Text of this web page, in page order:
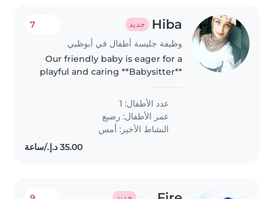
Hiba جديد
وظيفة جليسة أطفال في أبوظبي
7
Our friendly baby is eager for a
playful and caring **Babysitter**
chores. Arabic and English
speaker preferred—help us
create a fun, safe space! Reach..
عدد الأطفال: 1
عمر الأطفال: رضيع
النشاط الأخير: أمس